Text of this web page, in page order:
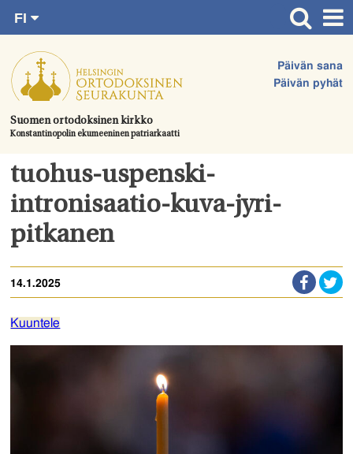
suoraan
sisältöön.
Suomen ortodoksinen kirkko
Konstantinopolin ekumeeninen patriarkaatti
Päivän sana
Päivän pyhät
FI
SV
EN
UA
Etusivu
Ajankohtaista
Juhlat & toimitukset
Kirkot
Apua & tukea
Tule mukaan
Yhteystiedot
tuohus-uspenski-
intronisaatio-kuva-jyri-
pitkanen
14.1.2025
Kuuntele